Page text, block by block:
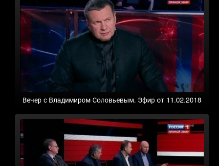
Вечер с Владимиром Соловьевым. Эфир от 11.02.2018